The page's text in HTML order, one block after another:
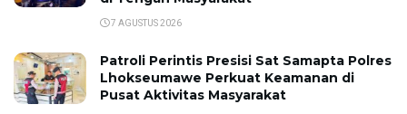
7 AGUSTUS 2026
Patroli Perintis Presisi Sat Samapta Polres
Lhokseumawe Perkuat Keamanan di
Pusat Aktivitas Masyarakat